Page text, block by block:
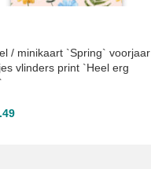
/ minikaart `Spring` voorjaar
vlinders print `Heel erg